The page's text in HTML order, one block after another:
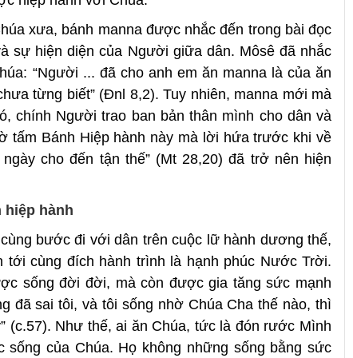
xưa, bánh manna được nhắc đến trong bài đọc
sự hiện diện của Người giữa dân. Môsê đã nhắc
“Người ... đã cho anh em ăn manna là của ăn
từng biết” (Đnl 8,2). Tuy nhiên, manna mới mà
chính Người trao ban bản thân mình cho dân và
tấm Bánh Hiệp hành này mà lời hứa trước khi về
cho đến tận thế” (Mt 28,20) đã trở nên hiện
hiệp hành
bước đi với dân trên cuộc lữ hành dương thế,
cùng đích hành trình là hạnh phúc Nước Trời.
sống đời đời, mà còn được gia tăng sức mạnh
đã sai tôi, và tôi sống nhờ Chúa Cha thế nào, thì
(c.57). Như thế, ai ăn Chúa, tức là đón rước Mình
của Chúa. Họ không những sống bằng sức